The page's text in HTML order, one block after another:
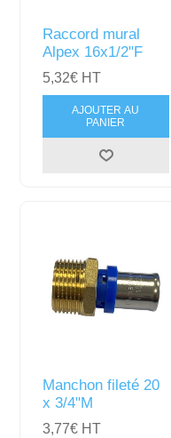
Raccord mural
Alpex 16x1/2"F
5,32€ HT
AJOUTER AU
PANIER
Manchon fileté 20
x 3/4"M
3,77€ HT